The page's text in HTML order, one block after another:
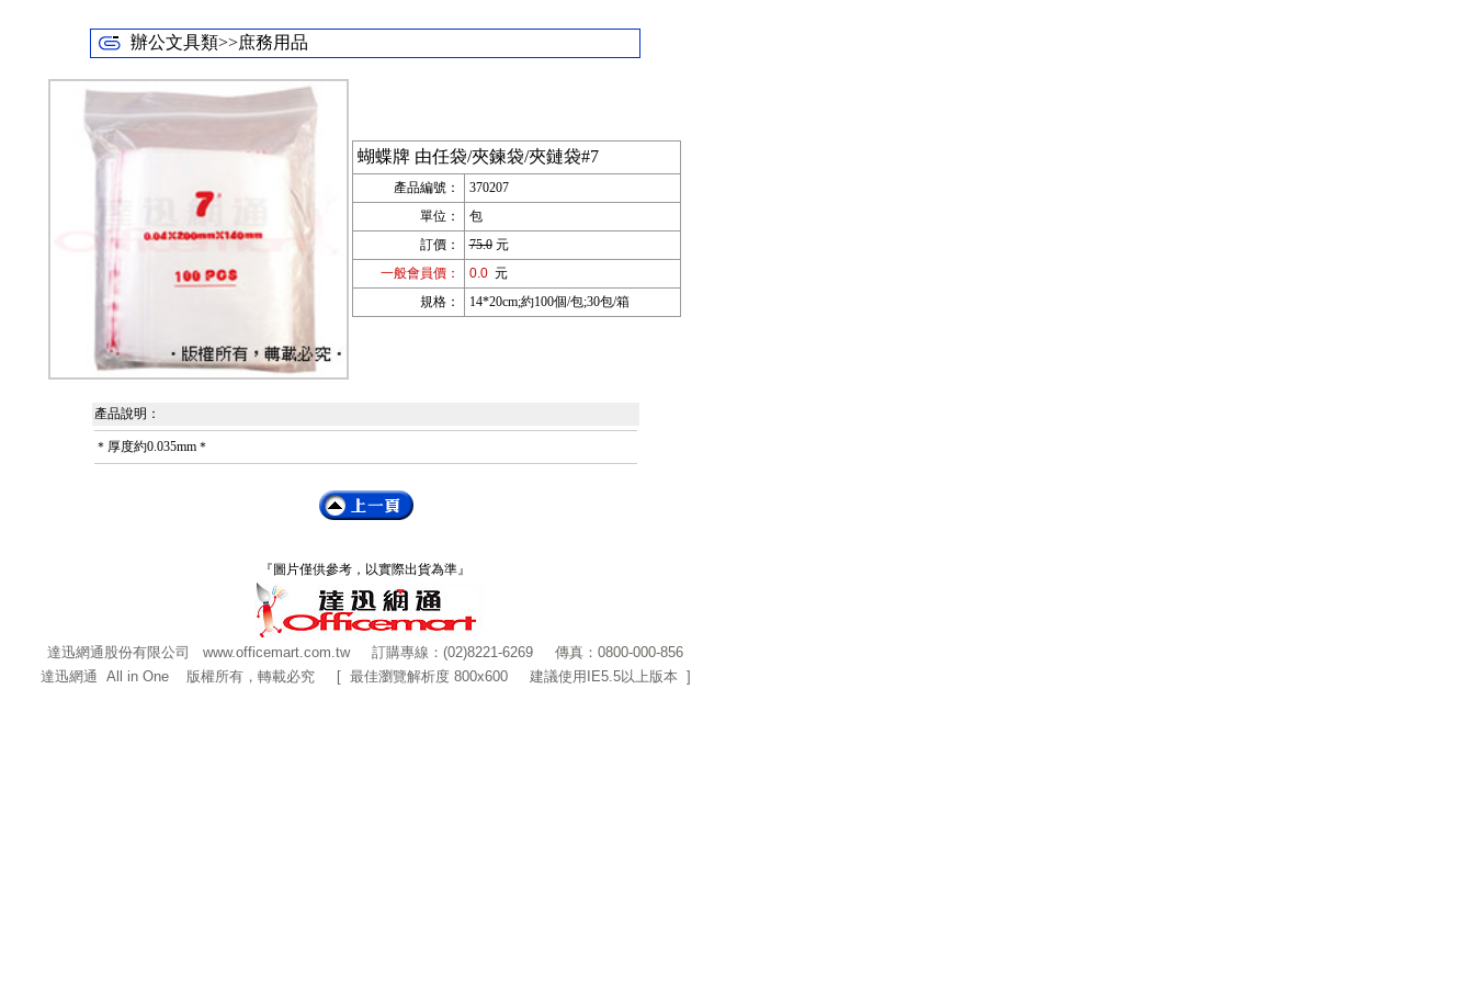
辦公文具類>>庶務用品
蝴蝶牌 由任袋/夾鍊袋/夾鏈袋#7
產品編號：
370207
單位：
包
訂價：
75.0元
一般會員價：
0.0 元
規格：
14*20cm;約100個/包;30包/箱
產品說明：
＊厚度約0.035mm＊
『圖片僅供參考，以實際出貨為準』
達迅網通股份有限公司 www.officemart.com.tw訂購專線：(02)8221-6269
傳真：0800-000-856
達迅網通 All in One 版權所有，轉載必究 [ 最佳瀏覽解析度 800x600 建議使用IE5.5以上版本 ]